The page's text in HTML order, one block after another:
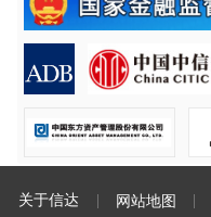
关于信达 网站地图